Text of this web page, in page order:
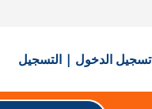
تسجيل الدخول | التسجيل